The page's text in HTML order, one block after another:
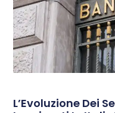
L’Evoluzione Dei